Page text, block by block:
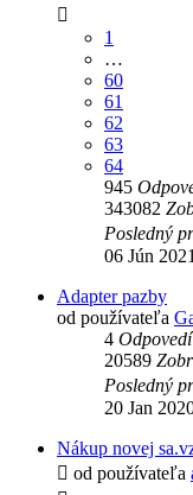
1
…
60
61
62
63
64
945
343082
Posledný
06 Jún
Adapter pazby
od používateľa
4 Odpovedí
20589
Posledný
20 Jan
Nákup novej
od používateľa